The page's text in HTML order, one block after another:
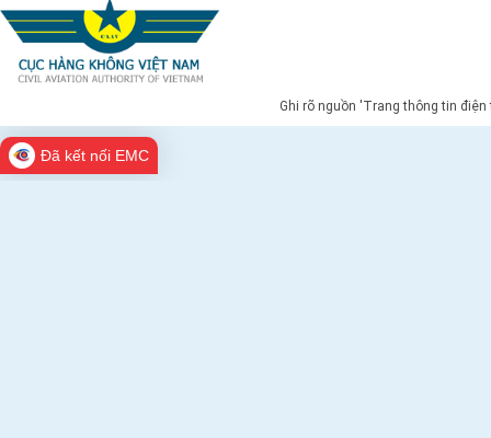
Ghi rõ nguồn 'Trang thông tin
Đã kết nối EMC